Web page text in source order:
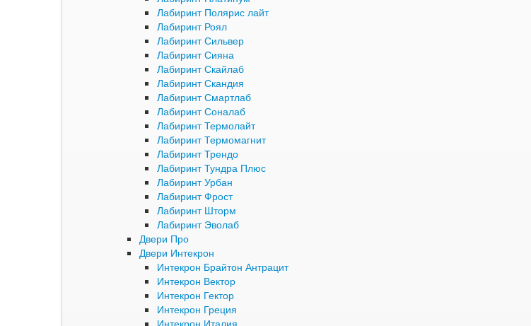
Лабиринт Полярис лайт
Лабиринт Роял
Лабиринт Сильвер
Лабиринт Сияна
Лабиринт Скайлаб
Лабиринт Скандия
Лабиринт Смартлаб
Лабиринт Соналаб
Лабиринт Термолайт
Лабиринт Термомагнит
Лабиринт Трендо
Лабиринт Тундра Плюс
Лабиринт Урбан
Лабиринт Фрост
Лабиринт Шторм
Лабиринт Эволаб
Двери Про
Двери Интекрон
Интекрон Брайтон Антрацит
Интекрон Вектор
Интекрон Гектор
Интекрон Греция
Интекрон Италия